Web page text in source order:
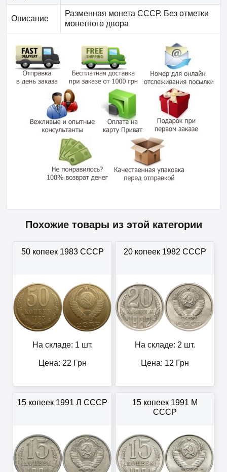
Описание
Разменная монета СССР. Без отметки
монетного двора
Похожие товары из этой категории
50 копеек 1983 СССР
На складе: 1 шт.
Цена: 22 Грн
20 копеек 1982 СССР
На складе: 2 шт.
Цена: 12 Грн
15 копеек 1991 Л СССР
15 копеек 1991 М
СССР